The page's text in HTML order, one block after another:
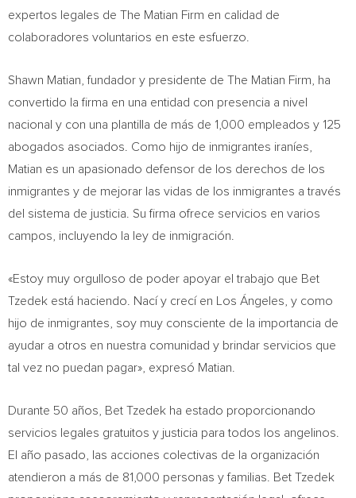
expertos legales de The Matian Firm en calidad de
colaboradores voluntarios en este esfuerzo.
Shawn Matian , fundador y presidente de The Matian Firm, ha
convertido la firma en una entidad con presencia a nivel
nacional y con una plantilla de más de 1,000 empleados y 125
abogados asociados. Como hijo de inmigrantes iraníes,
Matian es un apasionado defensor de los derechos de los
inmigrantes y de mejorar las vidas de los inmigrantes a través
del sistema de justicia. Su firma ofrece servicios en varios
campos, incluyendo la ley de inmigración.
«Estoy muy orgulloso de poder apoyar el trabajo que Bet
Tzedek está haciendo. Nací y crecí en Los Ángeles, y como
hijo de inmigrantes, soy muy consciente de la importancia de
ayudar a otros en nuestra comunidad y brindar servicios que
tal vez no puedan pagar», expresó Matian.
Durante 50 años, Bet Tzedek ha estado proporcionando
servicios legales gratuitos y justicia para todos los angelinos.
El año pasado, las acciones colectivas de la organización
atendieron a más de 81,000 personas y familias. Bet Tzedek